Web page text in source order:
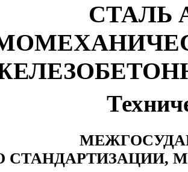
СТАЛЬ
СТАНДАРТИЗАЦИИ,